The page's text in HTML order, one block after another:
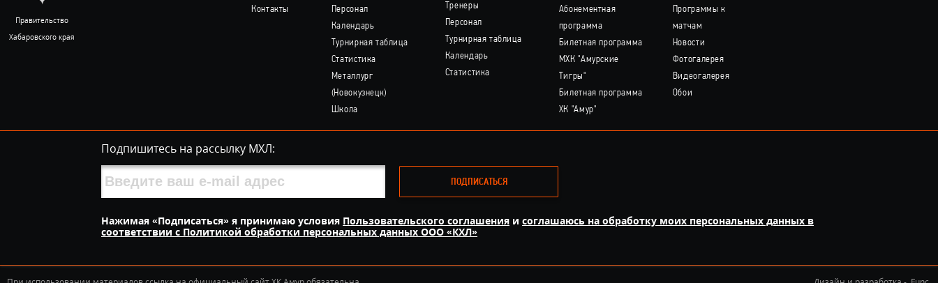
Правительство
Хабаровского края
Контакты
Персонал
Календарь
Турнирная таблица
Статистика
Металлург
(Новокузнецк)
Школа
Тренеры
Персонал
Турнирная таблица
Календарь
Статистика
Абонементная
программа
Билетная программа
МХК "Амурские
Тигры"
Билетная программа
ХК "Амур"
Программы к
матчам
Новости
Фотогалерея
Видеогалерея
Обои
Подпишитесь на рассылку МХЛ:
ПОДПИСАТЬСЯ
Нажимая «Подписаться» я принимаю условия Пользовательского соглашения и соглашаюсь на обработку моих персональных данных в
соответствии с Политикой обработки персональных данных ООО «КХЛ»